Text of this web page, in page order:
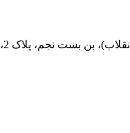
تهران، خیابان فلسطین، (بین بزرگمهر و انقلاب)، بن بست نجم، پلاک 2،